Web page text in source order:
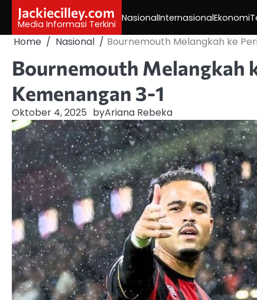
content
Jackiecilley.com
Media Informasi Terkini
NasionalInternasionalEkonomi
Home Nasional Bournemouth Melangkah ke
Bournemouth Melangkah
Kemenangan 3-1
Oktober 4, 2025 byAriana Rebeka